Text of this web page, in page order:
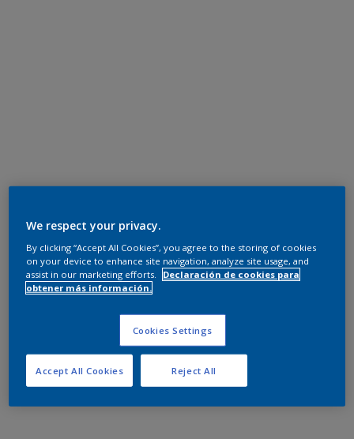
We respect your privacy.
By clicking “Accept All Cookies”, you agree to the storing of cookies
on your device to enhance site navigation, analyze site usage, and
assist in our marketing efforts.
Declaración de cookies para
obtener más información.
Cookies Settings
Reject All
Accept All Cookies